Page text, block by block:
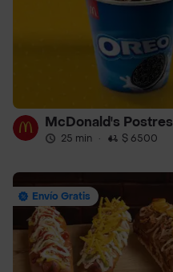
McDonald's Postres
25 min · $ 6500
Envío Gratis